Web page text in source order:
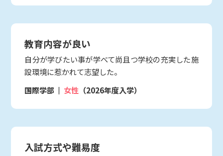
教育内容が良い
自分が学びたい事が学べて尚且つ学校の充実した施
設環境に惹かれて志望した。
国際学部
女性 （2026年度入学）
入試方式や難易度